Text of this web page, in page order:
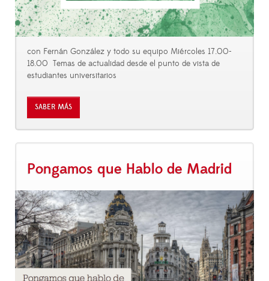
con Fernán González y todo su equipo Miércoles 17.00-
18.00 Temas de actualidad desde el punto de vista de
estudiantes universitarios
SABER MÁS
Pongamos que Hablo de Madrid